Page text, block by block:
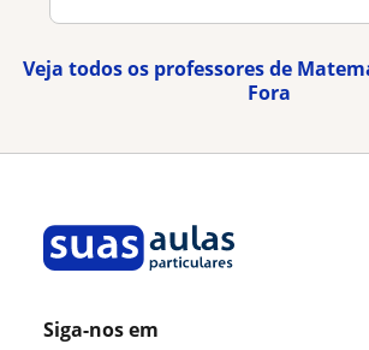
Veja todos os professores de
Fora
Siga-nos em